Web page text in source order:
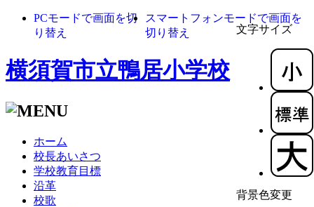
文字サイズ
背景色変更
PCモードで画面を切
り替え
スマートフォンモードで画面を
切り替え
横須賀市立鴨居小学校
ホーム
校長あいさつ
学校教育目標
沿革
校歌